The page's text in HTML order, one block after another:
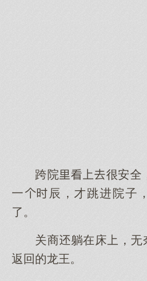
跨院很安全
一辰，才跳进院
了。
关商躺在床，
返回的龙王。